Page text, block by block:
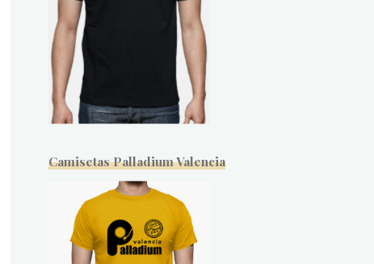
Camisetas Palladium Valencia